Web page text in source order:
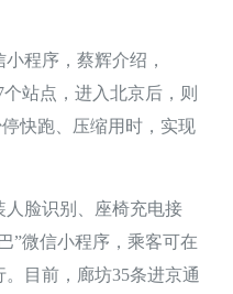
程序，蔡辉介绍，
站点，进入北京后，则
快跑、压缩用时，实现
脸识别、座椅充电接
”微信小程序，乘客可在
目前，廊坊35条进京通